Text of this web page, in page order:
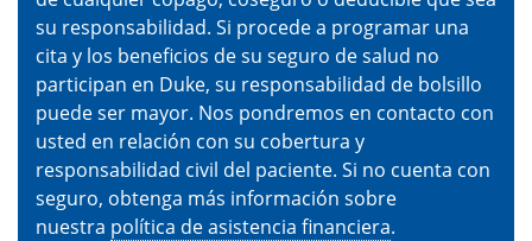
su responsabilidad. Si procede a programar una
cita y los beneficios de su seguro de salud no
participan en Duke, su responsabilidad de bolsillo
puede ser mayor. Nos pondremos en contacto con
usted en relación con su cobertura y
responsabilidad civil del paciente. Si no cuenta con
seguro, obtenga más información sobre
nuestra política de asistencia financiera.